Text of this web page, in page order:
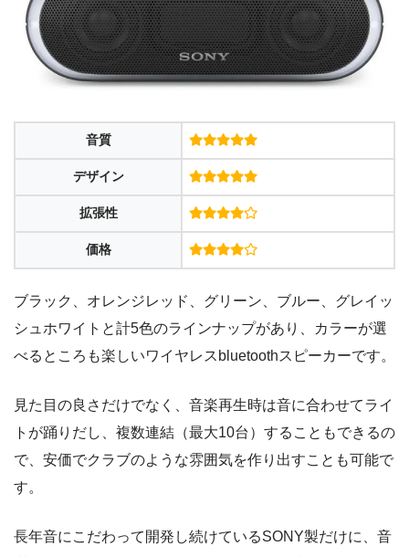
音質
デザイン
拡張性
価格
ブラック、オレンジレッド、グリーン、ブルー、グレイッ
シュホワイトと計5色のラインナップがあり、カラーが選
べるところも楽しいワイヤレスbluetoothスピーカーです。
見た目の良さだけでなく、音楽再生時は音に合わせてライ
トが踊りだし、複数連結（最大10台）することもできるの
で、安価でクラブのような雰囲気を作り出すことも可能で
す。
長年音にこだわって開発し続けているSONY製だけに、音